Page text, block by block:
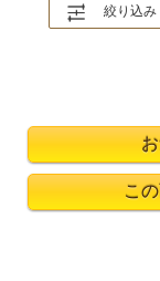
絞り込み